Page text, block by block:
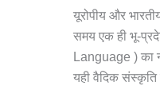
यूरोपीय और
समय एक ही भू-
Language ) का
यही वैदिक संस्कृति